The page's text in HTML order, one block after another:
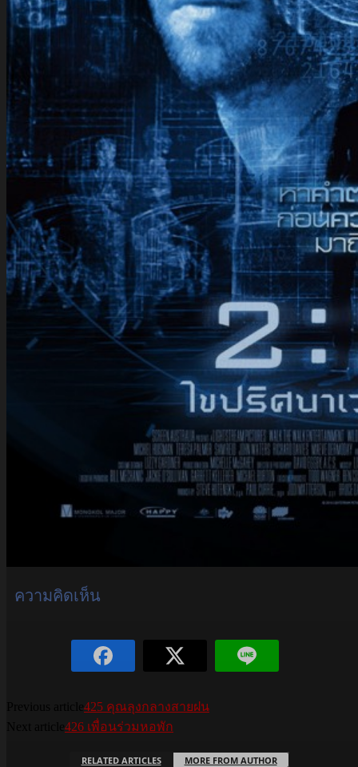
ความคิดเห็น
425 คุณลุงกลางสายฝน
426 เพื่อนร่วมหอพัก
RELATED ARTICLES MORE FROM AUTHOR